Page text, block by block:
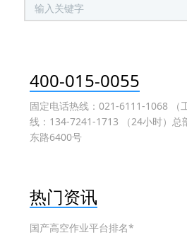
400-015-0055
固定电话热线：021-6111-1068 （
线：134-7241-1713 （24小时）总
东路6400号
热门资讯
国产高空作业平台排名*